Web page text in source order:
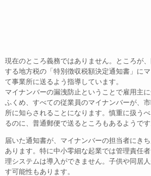
現在のところ義務ではありません。ところが
する地方税の「特別徴収税額決定通知書」に
て事業所に送るよう指導しています。
マイナンバーの漏洩防止ということで雇用主
ふくめ、すべての従業員のマイナンバーが、
所に知らされることになります。慎重に扱う
るのに、普通郵便で送るところ もあるようです
届いた通知書が、マイナンバーの担当者にき
あります。特に中小零細な起業では管理責任
理システムは導入ができません。子供や同居
す可能性もあります。